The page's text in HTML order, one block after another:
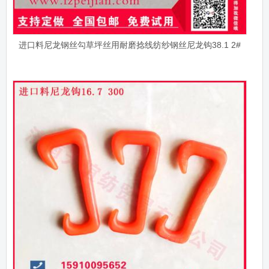
进口料尼龙钢丝勾草坪丝用耐磨捻线纺纱钢丝尼龙钩38.1 2#